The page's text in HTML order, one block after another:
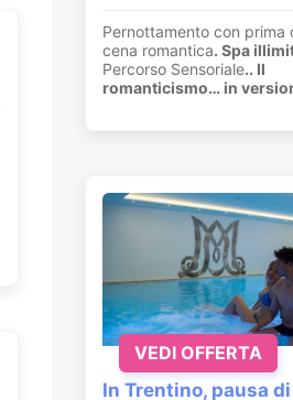
Pernottamento con prima
cena romantica. Spa
Percorso Sensoriale.. Il
romanticismo… in
In Trentino, pausa di
VEDI OFFERTA